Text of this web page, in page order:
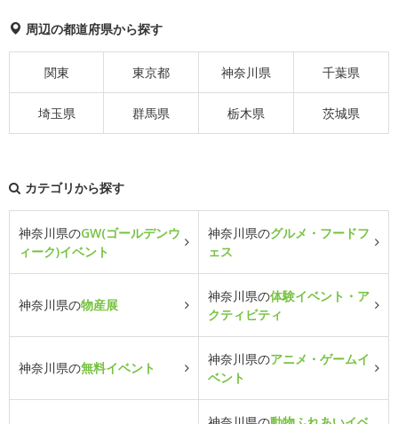
周辺の都道府県から探す
関東 東京都 神奈川県 千葉県
埼玉県 群馬県 栃木県 茨城県
カテゴリから探す
神奈川県のGW(ゴールデンウ
ィーク)イベント
神奈川県のグルメ・フードフ
ェス
神奈川県の物産展
神奈川県の体験イベント・ア
クティビティ
神奈川県の無料イベント
神奈川県のアニメ・ゲームイ
ベント